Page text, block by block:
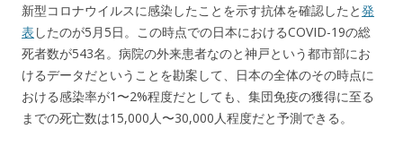
新型コロナウイルスに感染したことを示す抗体を確認したと発
表 したのが5月5日。この時点での日本におけるCOVID-19の総
死者数が543名。病院の外来患者なのと神戸という都市部にお
けるデータだということを勘案して、日本の全体のその時点に
おける感染率が1〜2%程度だとしても、集団免疫の獲得に至る
までの死亡数は15,000人〜30,000人程度だと予測できる。